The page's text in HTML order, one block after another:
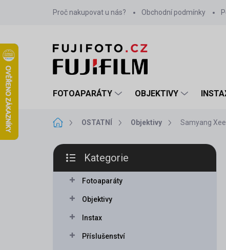
Proč nakupovat u nás? Obchodní podmínky
FOTOAPARÁTY OBJEKTIVY
DomůOSTATNÍ Objektivy Samyang
P
s
kategorie
Kategorie
Fotoaparáty
Objektivy
Instax
Příslušenství